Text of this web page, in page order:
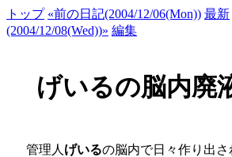
トップ «前の日記(2004/12/06(Mon)) 最新
(2004/12/08(Wed))» 編集
げいるの脳内廃
管理人 げいるの脳内で日々作り出さ